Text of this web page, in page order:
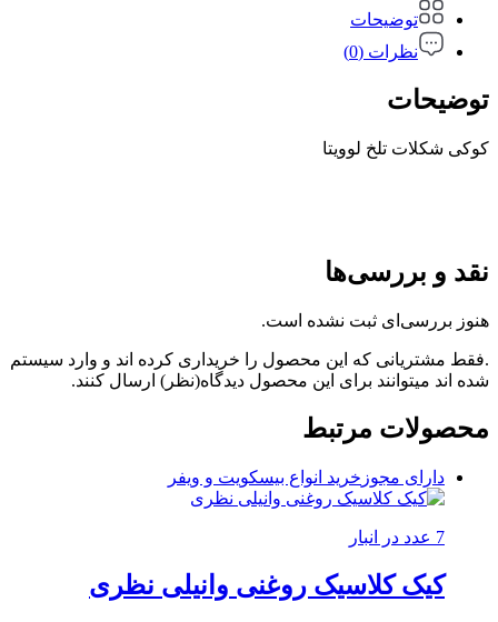
توضیحات
نظرات (0)
توضیحات
کوکی شکلات تلخ لوویتا
نقد و بررسی‌ها
هنوز بررسی‌ای ثبت نشده است.
.فقط مشتریانی که این محصول را خریداری کرده اند و وارد سیستم
شده اند میتوانند برای این محصول دیدگاه(نظر) ارسال کنند.
محصولات مرتبط
دارای مجوز خرید انواع بیسکویت و ویفر
7 عدد در انبار
کیک کلاسیک روغنی وانیلی نظری